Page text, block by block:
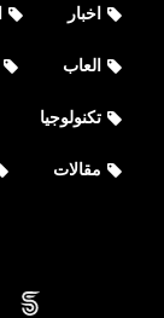
اخبار
العاب
تكنولوجيا
مقالات